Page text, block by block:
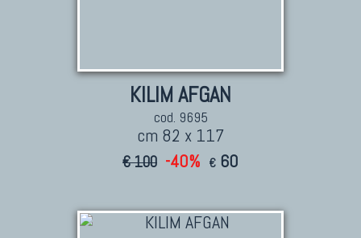
KILIM AFGAN
cod. 9695
cm 82 x 117
€ 100 -40% € 60